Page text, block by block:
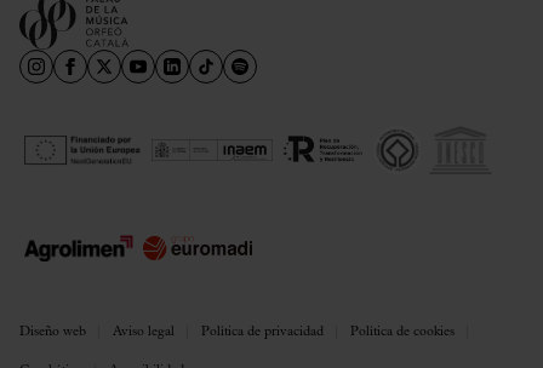
Diseño web Aviso legal Política de privacidad Política de cookies